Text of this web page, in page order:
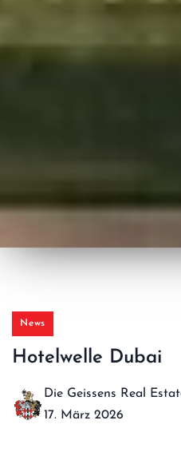
News
Hotelwelle Dubai
Die Geissens Real
17. März 2026